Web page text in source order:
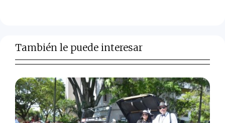
También le puede interesar